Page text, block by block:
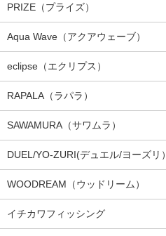
PRIZE（プライズ）
Aqua Wave（アクアウェーブ）
eclipse（エクリプス）
RAPALA（ラパラ）
SAWAMURA（サワムラ）
DUEL/YO-ZURI(デュエル/ヨーズリ）
WOODREAM（ウッドリーム）
イチカワフィッシング